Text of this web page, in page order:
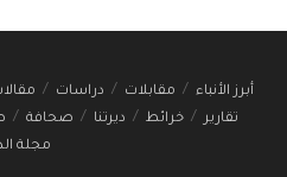
أبرز الأنباء مقابلات دراسات
تقارير
خرائط ديرتنا صحافة
مجلة